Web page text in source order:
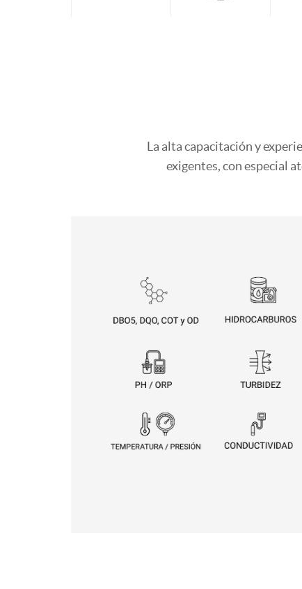
La alta capacitación y
exigentes, con especial